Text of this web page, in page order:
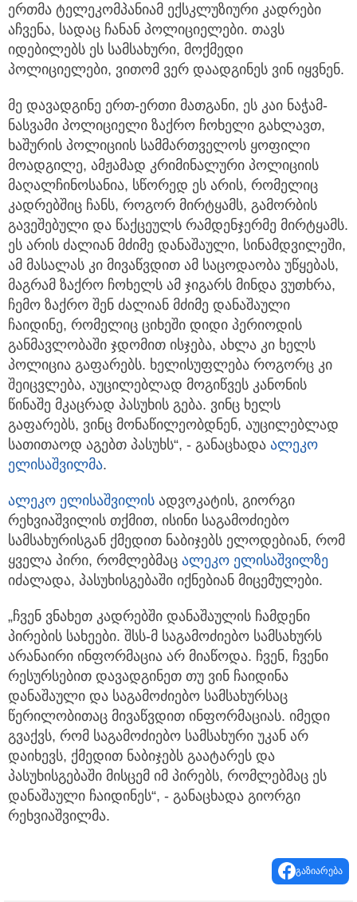
ერთმა ტელეკომპანიამ ექსკლუზიური კადრები
აჩვენა, სადაც ჩანან პოლიციელები. თავს
იდებილებს ეს სამსახური, მოქმედი
პოლიციელები, ვითომ ვერ დაადგინეს ვინ იყვნენ.
მე დავადგინე ერთ-ერთი მათგანი, ეს კაი ნაჭამ-
ნასვამი პოლიციელი ზაქრო ჩოხელი გახლავთ,
ხაშურის პოლიციის სამმართველოს ყოფილი
მოადგილე, ამჟამად კრიმინალური პოლიციის
მაღალჩინოსანია, სწორედ ეს არის, რომელიც
კადრებშიც ჩანს, როგორ მირტყამს, გამორბის
გავეშებული და წაქცეულს რამდენჯერმე მირტყამს.
ეს არის ძალიან მძიმე დანაშაული, სინამდვილეში,
ამ მასალას კი მივაწვდით ამ საცოდაობა უწყებას,
მაგრამ ზაქრო ჩოხელს ამ ჯიგარს მინდა ვუთხრა,
ჩემო ზაქრო შენ ძალიან მძიმე დანაშაული
ჩაიდინე, რომელიც ციხეში დიდი პერიოდის
განმავლობაში ჯდომით ისჯება, ახლა კი ხელს
პოლიცია გაფარებს. ხელისუფლება როგორც კი
შეიცვლება, აუცილებლად მოგიწვეს კანონის
წინაშე მკაცრად პასუხის გება. ვინც ხელს
გაფარებს, ვინც მონაწილეობდნენ, აუცილებლად
სათითაოდ აგებთ პასუხს“, - განაცხადა ალეკო
ელისაშვილმა.
ალეკო ელისაშვილის ადვოკატის, გიორგი
რეხვიაშვილის თქმით, ისინი საგამოძიებო
სამსახურისგან ქმედით ნაბიჯებს ელოდებიან, რომ
ყველა პირი, რომლებმაც ალეკო ელისაშვილზე
იძალადა, პასუხისგებაში იქნებიან მიცემულები.
„ჩვენ ვნახეთ კადრებში დანაშაულის ჩამდენი
პირების სახეები. შსს-მ საგამოძიებო სამსახურს
არანაირი ინფორმაცია არ მიაწოდა. ჩვენ, ჩვენი
რესურსებით დავადგინეთ თუ ვინ ჩაიდინა
დანაშაული და საგამოძიებო სამსახურსაც
წერილობითაც მივაწვდით ინფორმაციას. იმედი
გვაქვს, რომ საგამოძიებო სამსახური უკან არ
დაიხევს, ქმედით ნაბიჯებს გაატარეს და
პასუხისგებაში მისცემ იმ პირებს, რომლებმაც ეს
დანაშაული ჩაიდინეს“, - განაცხადა გიორგი
რეხვიაშვილმა.
გაზიარება